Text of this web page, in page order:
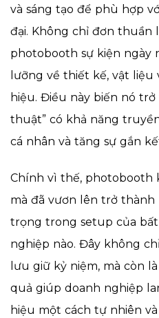
và sáng tạo để phù hợp
đại. Không chỉ đơn thuần
photobooth sự kiện ngày
lưỡng về thiết kế, vật
hiệu. Điều này biến nó
thuật” có khả năng
cá nhân và tăng sự gắn
Chính vì thế, photobooth
mà đã vươn lên trở thành
trọng trong setup của
nghiệp nào. Đây không
lưu giữ kỷ niệm, mà còn
quả giúp doanh nghiệp
hiệu một cách tự nhiên